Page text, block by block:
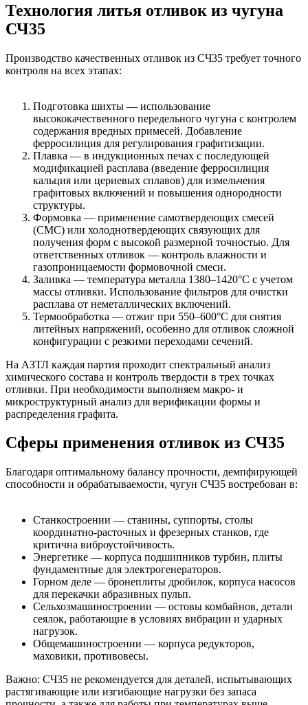
Технология литья отливок из чугуна
СЧ35
Производство качественных отливок из СЧ35 требует точного
контроля на всех этапах:
Подготовка шихты — использование
высококачественного передельного чугуна с контролем
содержания вредных примесей. Добавление
ферросилиция для регулирования графитизации.
Плавка — в индукционных печах с последующей
модификацией расплава (введение ферросилиция
кальция или цериевых сплавов) для измельчения
графитовых включений и повышения однородности
структуры.
Формовка — применение самотвердеющих смесей
(СМС) или холоднотвердеющих связующих для
получения форм с высокой размерной точностью. Для
ответственных отливок — контроль влажности и
газопроницаемости формовочной смеси.
Заливка — температура металла 1380–1420°С с учетом
массы отливки. Использование фильтров для очистки
расплава от неметаллических включений.
Термообработка — отжиг при 550–600°С для снятия
литейных напряжений, особенно для отливок сложной
конфигурации с резкими переходами сечений.
На АЗТЛ каждая партия проходит спектральный анализ
химического состава и контроль твердости в трех точках
отливки. При необходимости выполняем макро- и
микроструктурный анализ для верификации формы и
распределения графита.
Сферы применения отливок из СЧ35
Благодаря оптимальному балансу прочности, демпфирующей
способности и обрабатываемости, чугун СЧ35 востребован в:
Станкостроении — станины, суппорты, столы
координатно-расточных и фрезерных станков, где
критична виброустойчивость.
Энергетике — корпуса подшипников турбин, плиты
фундаментные для электрогенераторов.
Горном деле — бронеплиты дробилок, корпуса насосов
для перекачки абразивных пульп.
Сельхозмашиностроении — остовы комбайнов, детали
сеялок, работающие в условиях вибрации и ударных
нагрузок.
Общемашиностроении — корпуса редукторов,
маховики, противовесы.
Важно: СЧ35 не рекомендуется для деталей, испытывающих
растягивающие или изгибающие нагрузки без запаса